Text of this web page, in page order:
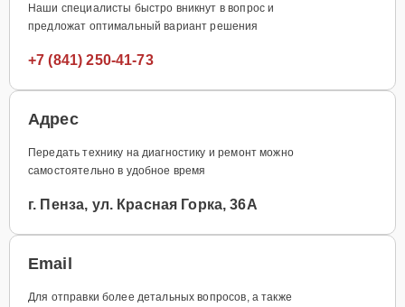
Наши специалисты быстро вникнут в вопрос и
предложат оптимальный вариант решения
+7 (841) 250-41-73
Адрес
Передать технику на диагностику и ремонт можно
самостоятельно в удобное время
г. Пенза, ул. Красная Горка, 36А
Email
Для отправки более детальных вопросов, а также